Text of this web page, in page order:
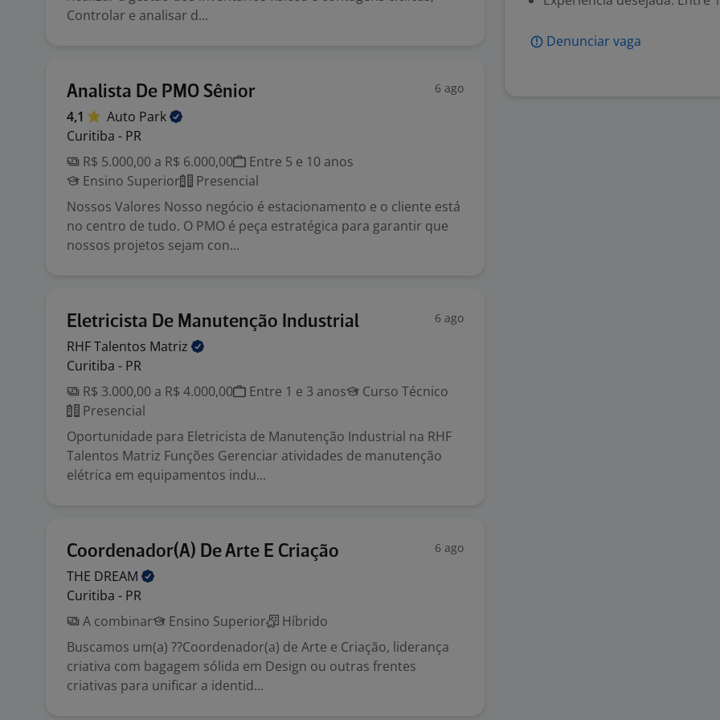
Controlar e analisar d...
Analista De PMO Sênior 6 ago
4,1 Auto Park
Curitiba - PR
R$ 5.000,00 a R$ 6.000,00
Entre 5 e 10 anos
Ensino Superior
Presencial
Nossos Valores Nosso negócio é estacionamento e o cliente está
no centro de tudo. O PMO é peça estratégica para garantir que
nossos projetos sejam con...
Eletricista De Manutenção Industrial 6 ago
RHF Talentos Matriz
Curitiba - PR
R$ 3.000,00 a R$ 4.000,00
Entre 1 e 3 anos
Curso Técnico
Presencial
Oportunidade para Eletricista de Manutenção Industrial na RHF
Talentos Matriz Funções Gerenciar atividades de manutenção
elétrica em equipamentos indu...
Coordenador(A) De Arte E Criação 6 ago
THE DREAM
Curitiba - PR
A combinar
Ensino Superior
Híbrido
Buscamos um(a) ??Coordenador(a) de Arte e Criação, liderança
criativa com bagagem sólida em Design ou outras frentes
criativas para unificar a identid...
Denunciar vaga